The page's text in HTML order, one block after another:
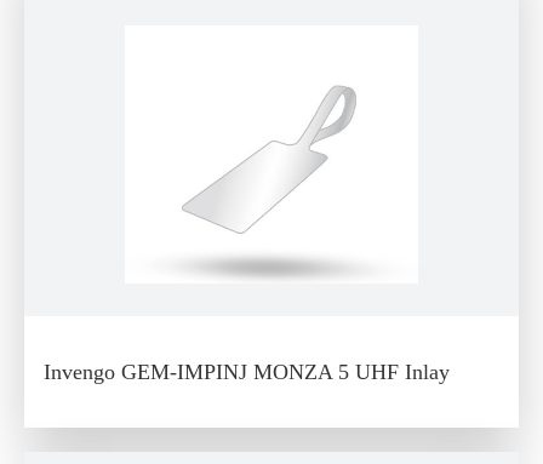
Invengo GEM-IMPINJ MONZA 5 UHF Inlay